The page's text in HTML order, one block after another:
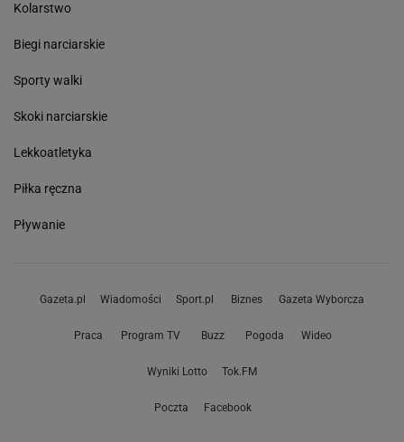
Kolarstwo
Biegi narciarskie
Sporty walki
Skoki narciarskie
Lekkoatletyka
Piłka ręczna
Pływanie
Gazeta.pl Wiadomości Sport.pl Biznes Gazeta Wyborcza
Praca Program TV Buzz Pogoda Wideo
Wyniki Lotto Tok.FM
Poczta Facebook